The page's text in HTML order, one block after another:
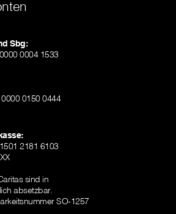
Sbg:
0004 1533
0150 0444
2181 6103
sind in
absetzbar.
SO-1257